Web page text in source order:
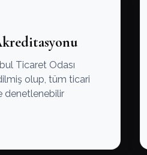
Ticaret Odası
olup, tüm ticari
denetlenebilir